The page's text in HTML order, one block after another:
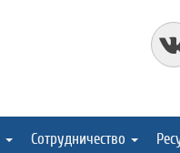
Сотрудничество